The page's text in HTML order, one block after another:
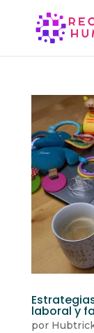
laboral y
por